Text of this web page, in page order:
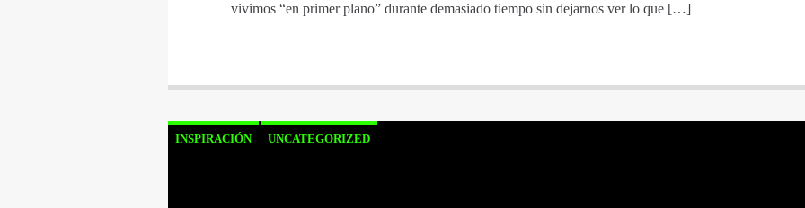
vivimos “en primer plano” durante demasiado tiempo sin dejarnos ver lo que […]
INSPIRACIÓN UNCATEGORIZED